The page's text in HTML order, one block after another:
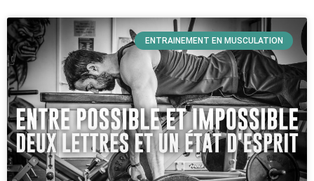
ENTRAINEMENT EN MUSCULATION